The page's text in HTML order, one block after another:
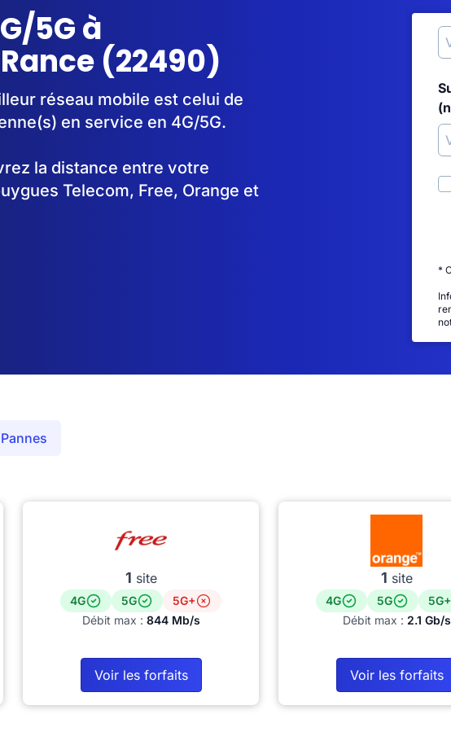
5G à
(22490)
réseau mobile est celui de
en service en 4G/5G.
la distance entre votre
Telecom, Free, Orange et
*
Pannes
1 site
4G 5G
5G+
Débit max : 844 Mb/s
Voir les forfaits
1 site
4G 5G
5G+
Débit max : 2.1 Gb/s
Voir les forfaits